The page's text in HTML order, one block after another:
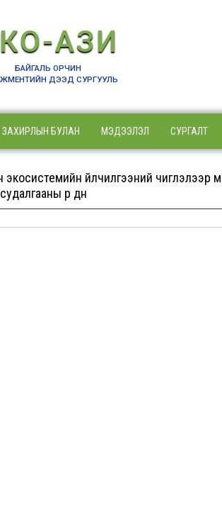
АЗИ
БАЙГАЛЬ ОРЧИН
ДЭЭД СУРГУУЛЬ
ЗАХИРЛЫН БУЛАН МЭДЭЭЛЭЛ СУРГАЛТ
үйлчилгээний чиглэлээр
үр дүн